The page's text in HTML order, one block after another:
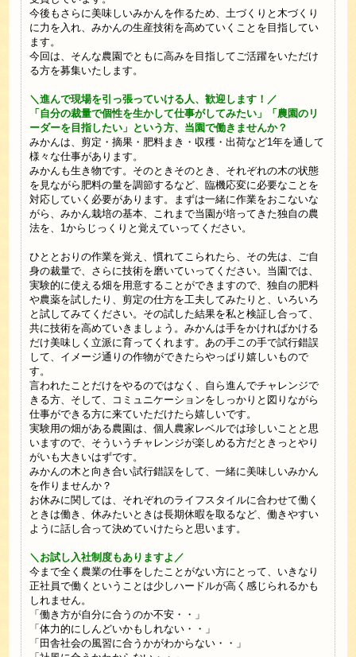
今後もさらに美味しいみかんを作るため、土づくりと木づくり
に力を入れ、みかんの生産技術を高めていくことを目指してい
ます。
今回は、そんな農園でともに高みを目指してご活躍をいただけ
る方を募集いたします。
＼進んで現場を引っ張っていける人、歓迎します！／
「自分の裁量で個性を生かして仕事がしてみたい」「農園のリ
ーダーを目指したい」という方、当園で働きませんか？
みかんは、剪定・摘果・肥料まき・収穫・出荷など1年を通して
様々な仕事があります。
みかんも生き物です。そのときそのとき、それぞれの木の状態
を見ながら肥料の量を調節するなど、臨機応変に必要なことを
対応していく必要があります。まずは一緒に作業をおこないな
がら、みかん栽培の基本、これまで当園が培ってきた独自の農
法を、1からじっくりと覚えていってください。
ひととおりの作業を覚え、慣れてこられたら、その先は、ご自
身の裁量で、さらに技術を磨いていってください。当園では、
実験的に使える畑を用意することができますので、独自の肥料
や農薬を試したり、剪定の仕方を工夫してみたりと、いろいろ
と試してみてください。その試した結果を私と検証し合って、
共に技術を高めていきましょう。みかんは手をかければかける
だけ美味しく立派に育ってくれます。あの手この手で試行錯誤
して、イメージ通りの作物ができたらやっぱり嬉しいもので
す。
言われたことだけをやるのではなく、自ら進んでチャレンジで
きる方、そして、コミュニケーションをしっかりと図りながら
仕事ができる方に来ていただけたら嬉しいです。
実験用の畑がある農園は、個人農家レベルでは珍しいことと思
いますので、そういうチャレンジが楽しめる方だときっとやり
がいも大きいはずです。
みかんの木と向き合い試行錯誤をして、一緒に美味しいみかん
を作りませんか？
お休みに関しては、それぞれのライフスタイルに合わせて働く
ときは働き、休みたいときは長期休暇を取るなど、働きやすい
ように話し合って決めていけたらと思います。
＼お試し入社制度もありますよ／
今まで全く農業の仕事をしたことがない方にとって、いきなり
正社員で働くということは少しハードルが高く感じられるかも
しれません。
「働き方が自分に合うのか不安・・」
「体力的にしんどいかもしれない・・」
「田舎社会の風習に合うかがわからない・・」